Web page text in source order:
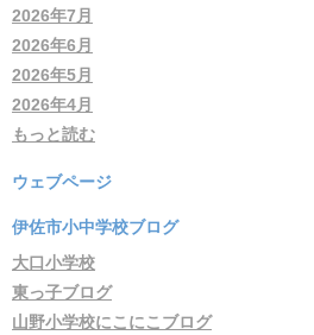
2026年7月
2026年6月
2026年5月
2026年4月
もっと読む
ウェブページ
伊佐市小中学校ブログ
大口小学校
東っ子ブログ
山野小学校にこにこブログ